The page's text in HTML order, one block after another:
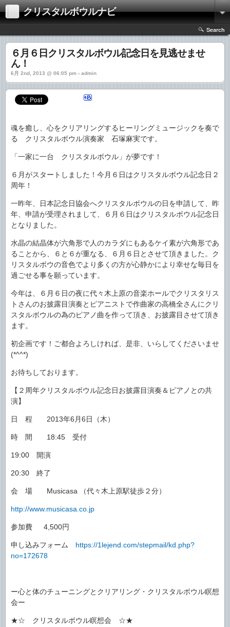
クリスタルボウルナビ
Search
６月６日クリスタルボウル記念日を見逃せませ
ん！
6月 2nd, 2013 @ 06:05 pm › admin
魂を癒し、心をクリアリングするヒーリングミュージックを奏で
る クリスタルボウル演奏家 石塚麻実です。
「一家に一台 クリスタルボウル」が夢です！
６月がスタートしました！今月６日はクリスタルボウル記念日２
周年！
一昨年、日本記念日協会へクリスタルボウルの日を申請して、昨
年、申請が受理されまして、６月６日はクリスタルボウル記念日
となりました。
水晶の結晶体が六角形で人のカラダにもあるケイ素が六角形であ
ることから、６と６が重なる、６月６日とさせて頂きました。ク
リスタルボウの音色でより多くの方が心静かにより幸せな毎日を
過ごせる事を願っています。
今年は、６月６日の夜に代々木上原の音楽ホールでクリスタリス
トさんのお披露目演奏とピアニストで作曲家の高橋全さんにクリ
スタルボウルの為のピアノ曲を作って頂き、お披露目させて頂き
ます。
初企画です！ご都合よろしければ、是非、いらしてくださいませ
(*^^*)
お待ちしております。
【２周年クリスタルボウル記念日お披露目演奏＆ピアノとの共
演】
日 程 2013年6月6日（木）
時 間 18:45 受付
19:00 開演
20:30 終了
会 場 Musicasa （代々木上原駅徒歩２分）
http://www.musicasa.co.jp
参加費 4,500円
申し込みフォーム https://1lejend.com/stepmail/kd.php?
no=172678
ー心と体のチューニングとクリアリング・クリスタルボウル瞑想
会ー
★☆ クリスタルボウル瞑想会 ☆★